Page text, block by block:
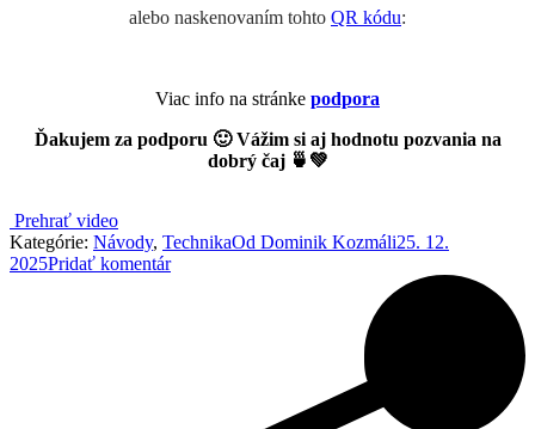
alebo naskenovaním tohto QR kódu:
Viac info na stránke podpora
Ďakujem za podporu 🙂 Vážim si aj hodnotu pozvania na
dobrý čaj 🍵💚
Prehrať video
Kategórie: Návody, TechnikaOd Dominik Kozmáli25. 12.
2025Pridať komentár